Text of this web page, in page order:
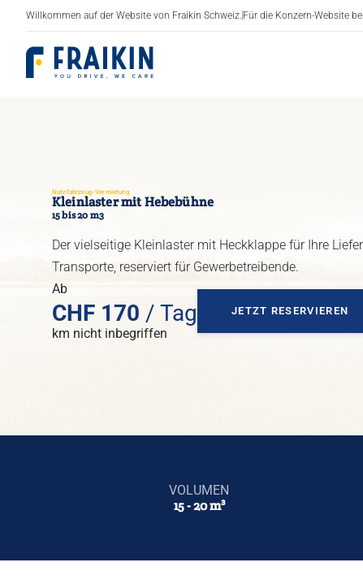
Willkommen auf der Website von Fraikin Schweiz. Für die Konzern-Website
Fraikin
Lieferwagen
Kühlwagen
Trocken
Kleinlaster mit Hebebühne
15 bis 20 m3
Nutzfahrzeug-Vermietung
Der vielseitige Kleinlaster mit Heckklappe für Ihre
Transporte, reserviert für Gewerbetreibende.
Ab
CHF 170 / Tag
km nicht inbegriffen
JETZT RESERVIEREN
VOLUMEN
15 - 20 m³